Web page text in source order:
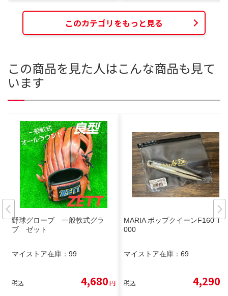
このカテゴリをもっと見る
この商品を見た人はこんな商品も見て
います
野球グローブ 一般軟式グラ
ブ ゼット
マイストア在庫： 99
税込 4,680円
MARIA ポップクイーンF160 T-1
000
マイストア在庫： 69
税込 4,290